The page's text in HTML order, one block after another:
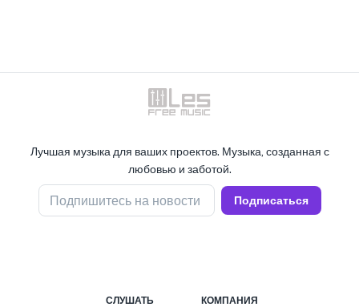
Лучшая музыка для ваших проектов. Музыка, созданная с
любовью и заботой.
Подпишитесь на новости Подписаться
СЛУШАТЬ КОМПАНИЯ